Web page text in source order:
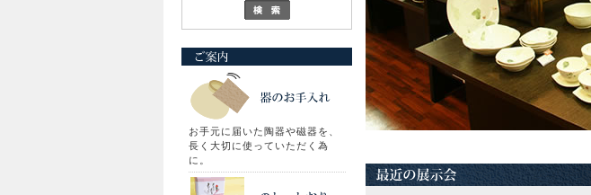
お手元に届いた陶器や磁器を、
長く大切に使っていただく為
に。